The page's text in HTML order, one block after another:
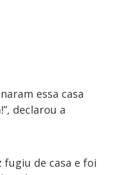
essa casa
declarou a
fugiu de casa e foi